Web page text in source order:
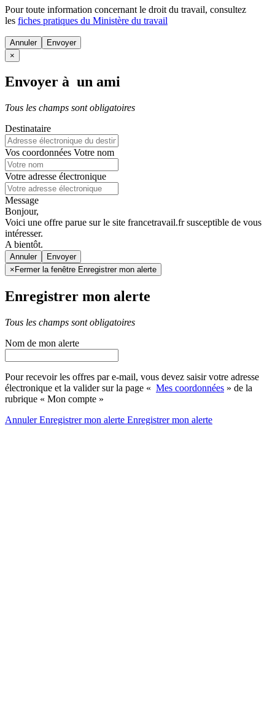
Pour toute information concernant le droit du travail, consultez
les fiches pratiques du Ministère du travail
Annuler
×
Envoyer à un ami
Tous les champs sont obligatoires
Destinataire
Vos coordonnées Votre nom
Votre adresse électronique
Message
Bonjour,
Voici une offre parue sur le site francetravail.fr susceptible de vous
intéresser.
A bientôt.
Annuler
× Fermer la fenêtre Enregistrer mon alerte
Enregistrer mon alerte
Tous les champs sont obligatoires
Nom de mon alerte
Pour recevoir les offres par e-mail, vous devez saisir votre adresse
électronique et la valider sur la page « Mes coordonnées » de la
rubrique « Mon compte »
AnnulerEnregistrer mon alerte Enregistrermon alerte